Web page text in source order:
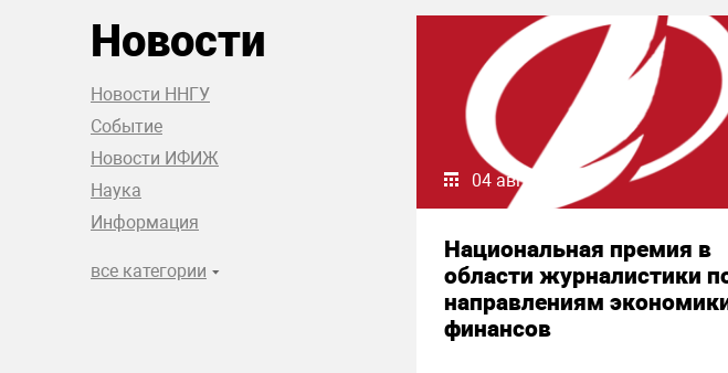
Новости
Новости ННГУ
Событие
Новости ИФИЖ
Наука
Информация
все категории
04 августа 2026
Национальная премия в
области журналистики
направлениям
финансов